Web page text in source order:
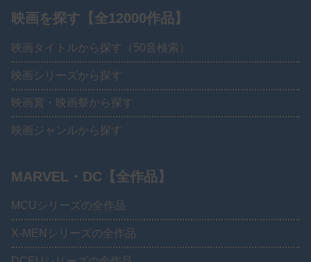
映画を探す【全12000作品】
映画タイトルから探す（50音検索）
映画シリーズから探す
映画賞・映画祭から探す
映画ジャンルから探す
MARVEL・DC【全作品】
MCUシリーズの全作品
X-MENシリーズの全作品